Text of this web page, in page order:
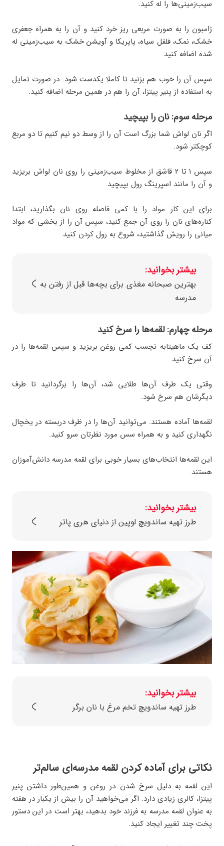
سیب‌زمینی‌ها را له کنید.
ژامبون را به صورت مربعی ریز خرد کنید و آن را به همراه جعفری
خشک، نمک، فلفل سیاه، پاپریکا و آویشن خشک به سیب‌زمینی له
شده اضافه کنید.
سپس آن را خوب هم بزنید تا کاملا یکدست شود. در صورت تمایل
به استفاده از پنیر پیتزا، آن را هم در همین مرحله اضافه کنید.
مرحله سوم: نان را بپیچید
اگر نان لواش شما بزرگ است آن را از وسط دو نیم کنیم تا دو مربع
کوچکتر شود.
سپس ۱ تا ۲ قاشق از مخلوط سیب‌زمینی را روی نان لواش بریزید
و آن را مانند اسپرینگ رول بپیچید.
برای این کار مواد را با کمی فاصله روی نان بگذارید، ابتدا
کناره‌های نان را روی آن جمع کنید، سپس آن را از بخشی که مواد
میانی را رویش گذاشتید، شروع به رول کردن کنید.
بیشتر بخوانید:
بهترین صبحانه‌ مغذی برای بچه‌ها قبل از رفتن به
مدرسه
مرحله چهارم: لقمه‌ها را سرخ کنید
کف یک ماهیتابه نچسب کمی روغن بریزید و سپس لقمه‌ها را در
آن سرخ کنید.
وقتی یک طرف آن‌ها طلایی شد، آن‌ها را برگردانید تا طرف
دیگرشان هم سرخ شود.
لقمه‌ها آماده هستند. می‌توانید آن‌ها را در ظرف دربسته در یخچال
نگهداری کنید و به همراه سس مورد نظرتان سرو کنید.
این لقمه‌ها انتخاب‌های بسیار خوبی برای لقمه مدرسه دانش‌آموزان
هستند.
بیشتر بخوانید:
طرز تهیه ساندویچ لوپین از دنیای هری پاتر
بیشتر بخوانید:
طرز تهیه ساندویچ تخم مرغ با نان برگر
نکاتی برای آماده کردن لقمه مدرسه‌ای سالم‌تر
این لقمه به دلیل سرخ شدن در روغن و همین‌طور داشتن پنیر
پیتزا، کالری زیادی دارد. اگر می‌خواهید آن را بیش از یکبار در هفته
به عنوان لقمه مدرسه به فرزند خود بدهید، بهتر است در این دستور
پخت چند تغییر ایجاد کنید.